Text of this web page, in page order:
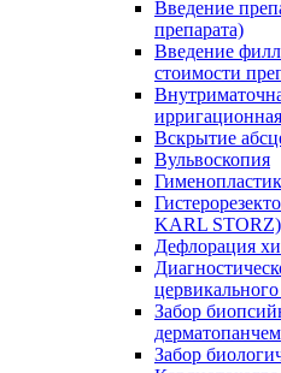
Введение
препарата)
Введение
стоимости
Вскрытие
Вульвоскопия
KARL STORZ)
Дефлорация
цервикального
Забор
дерматопанчем
Забор